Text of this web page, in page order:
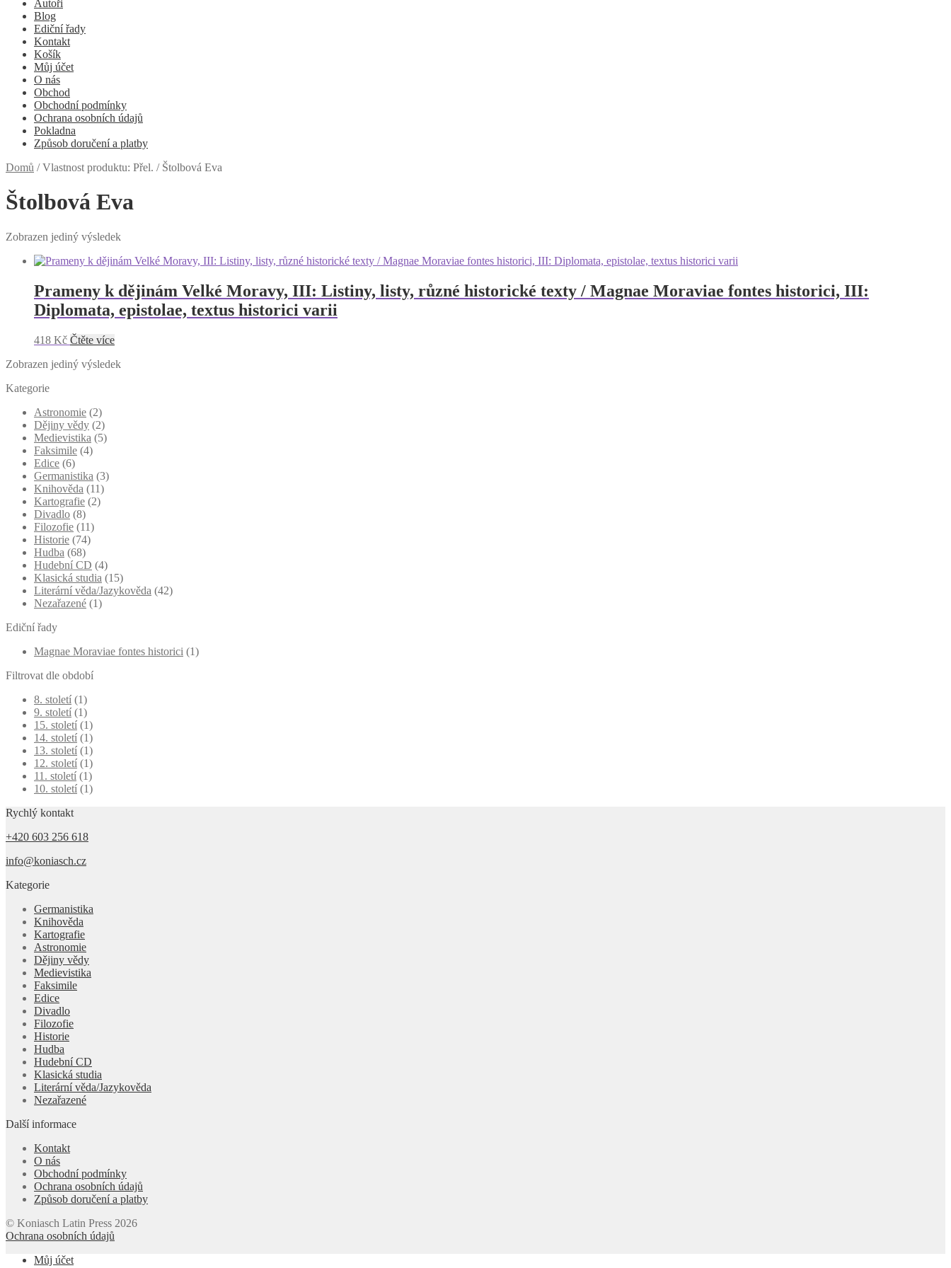
Autoři
Blog
Ediční řady
Kontakt
Košík
Můj účet
O nás
Obchod
Obchodní podmínky
Ochrana osobních údajů
Pokladna
Způsob doručení a platby
Domů /Vlastnost produktu: Přel. / Štolbová Eva
Štolbová Eva
Zobrazen jediný výsledek
Prameny k dějinám Velké Moravy, III: Listiny, listy, různé historické texty / Magnae Moraviae fontes historici, III:
Diplomata, epistolae, textus historici varii
418 Kč Čtěte více
Zobrazen jediný výsledek
Kategorie
Astronomie (2)
Dějiny vědy (2)
Medievistika (5)
Faksimile (4)
Edice (6)
Germanistika (3)
Knihověda (11)
Kartografie (2)
Divadlo (8)
Filozofie (11)
Historie (74)
Hudba (68)
Hudební CD (4)
Klasická studia (15)
Literární věda/Jazykověda (42)
Nezařazené (1)
Ediční řady
Magnae Moraviae fontes historici (1)
Filtrovat dle období
8. století (1)
9. století (1)
15. století (1)
14. století (1)
13. století (1)
12. století (1)
11. století (1)
10. století (1)
Rychlý kontakt
+420 603 256 618
info@koniasch.cz
Kategorie
Germanistika
Knihověda
Kartografie
Astronomie
Dějiny vědy
Medievistika
Faksimile
Edice
Divadlo
Filozofie
Historie
Hudba
Hudební CD
Klasická studia
Literární věda/Jazykověda
Nezařazené
Další informace
Kontakt
O nás
Obchodní podmínky
Ochrana osobních údajů
Způsob doručení a platby
© Koniasch Latin Press 2026
Ochrana osobních údajů
Můj účet